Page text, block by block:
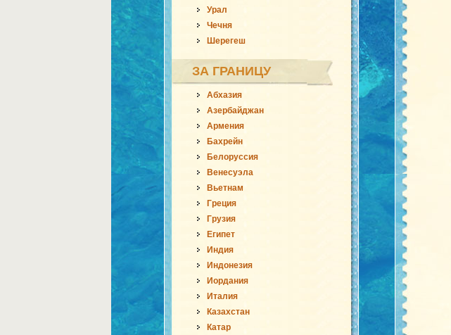
Урал
Чечня
Шерегеш
ЗА ГРАНИЦУ
Абхазия
Азербайджан
Армения
Бахрейн
Белоруссия
Венесуэла
Вьетнам
Греция
Грузия
Египет
Индия
Индонезия
Иордания
Италия
Казахстан
Катар